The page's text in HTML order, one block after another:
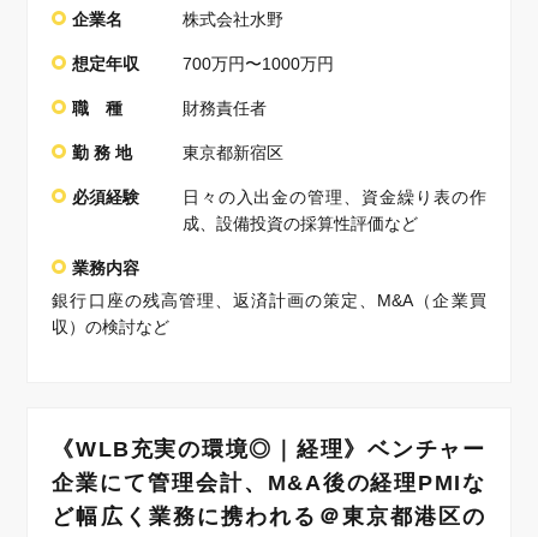
企業名 株式会社水野
想定年収 700万円〜1000万円
職 種 財務責任者
勤 務 地 東京都新宿区
必須経験
日々の入出金の管理、資金繰り表の作
成、設備投資の採算性評価など
業務内容
銀行口座の残高管理、返済計画の策定、M&A（企業買
収）の検討など
《WLB充実の環境◎｜経理》ベンチャー
企業にて管理会計、M&A後の経理PMIな
ど幅広く業務に携われる＠東京都港区の